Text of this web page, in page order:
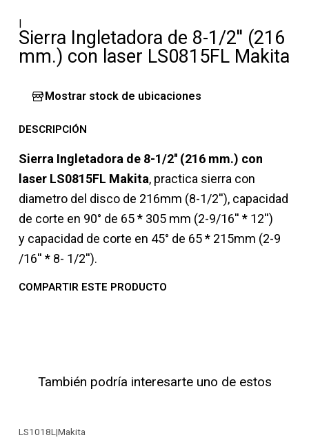
|
Sierra Ingletadora de 8-1/2'' (216
mm.) con laser LS0815FL Makita
Mostrar stock de ubicaciones
DESCRIPCIÓN
Sierra Ingletadora de 8-1/2'' (216 mm.) con
laser LS0815FL Makita, practica sierra con
diametro del disco de 216mm (8-1/2''), capacidad
de corte en 90° de 65 * 305 mm (2-9/16'' * 12'')
y capacidad de corte en 45° de 65 * 215mm (2-9
/16'' * 8- 1/2'').
COMPARTIR ESTE PRODUCTO
También podría interesarte uno de estos
LS1018L|Makita